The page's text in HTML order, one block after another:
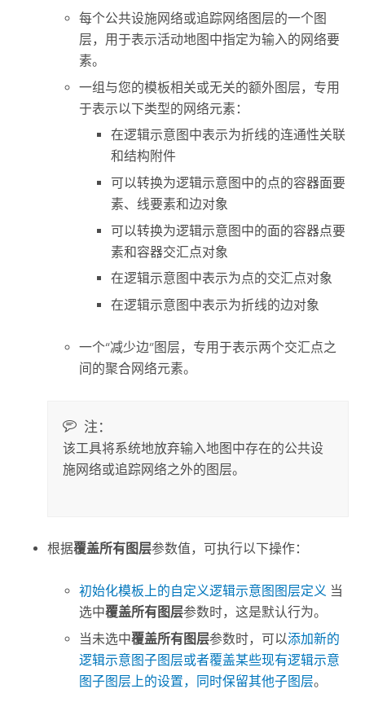
每个公共设施网络或追踪网络图层的一个图
层，用于表示活动地图中指定为输入的网络要
素。
一组与您的模板相关或无关的额外图层，专用
于表示以下类型的网络元素：
在逻辑示意图中表示为折线的连通性关联
和结构附件
可以转换为逻辑示意图中的点的容器面要
素、线要素和边对象
可以转换为逻辑示意图中的面的容器点要
素和容器交汇点对象
在逻辑示意图中表示为点的交汇点对象
在逻辑示意图中表示为折线的边对象
一个“减少边”图层，专用于表示两个交汇点之
间的聚合网络元素。
注：
该工具将系统地放弃输入地图中存在的公共设
施网络或追踪网络之外的图层。
根据覆盖所有图层参数值，可执行以下操作：
初始化模板上的自定义逻辑示意图图层定义 当
选中覆盖所有图层参数时，这是默认行为。
当未选中覆盖所有图层参数时，可以添加新的
逻辑示意图子图层或者覆盖某些现有逻辑示意
图子图层上的设置，同时保留其他子图层。